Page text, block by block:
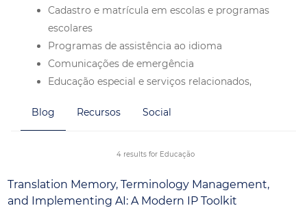
Cadastro e matrícula em escolas e programas
escolares
Programas de assistência ao idioma
Comunicações de emergência
Educação especial e serviços relacionados,
Individualizado (PEI)
Reuniões de pais, mães e mestres
Manuais para pais, mães e alunos
Blog Recursos Social
4 results for Educação
Translation Memory, Terminology Management,
and Implementing AI: A Modern IP Toolkit